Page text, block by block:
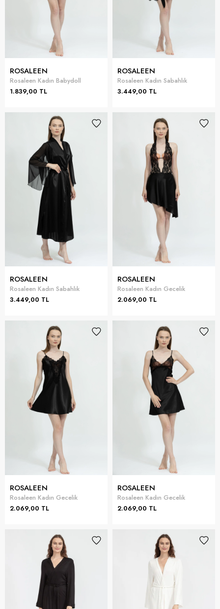
ROSALEEN
Rosaleen Kadın Babydoll
1.839,00 TL
ROSALEEN
Rosaleen Kadın Sabahlık
3.449,00 TL
ROSALEEN
Rosaleen Kadın Sabahlık
3.449,00 TL
ROSALEEN
Rosaleen Kadın Gecelik
2.069,00 TL
ROSALEEN
Rosaleen Kadın Gecelik
2.069,00 TL
ROSALEEN
Rosaleen Kadın Gecelik
2.069,00 TL